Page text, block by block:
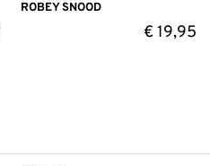
ROBEY SNOOD
€19,95